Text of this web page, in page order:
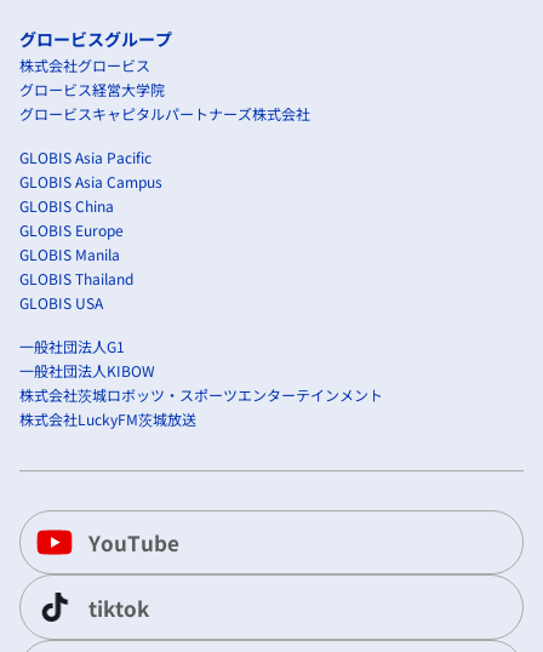
グロービスグループ
株式会社グロービス
グロービス経営大学院
グロービスキャピタルパートナーズ株式会社
GLOBIS Asia Pacific
GLOBIS Asia Campus
GLOBIS China
GLOBIS Europe
GLOBIS Manila
GLOBIS Thailand
GLOBIS USA
一般社団法人G1
一般社団法人KIBOW
株式会社茨城ロボッツ・スポーツエンターテインメント
株式会社LuckyFM茨城放送
YouTube
tiktok